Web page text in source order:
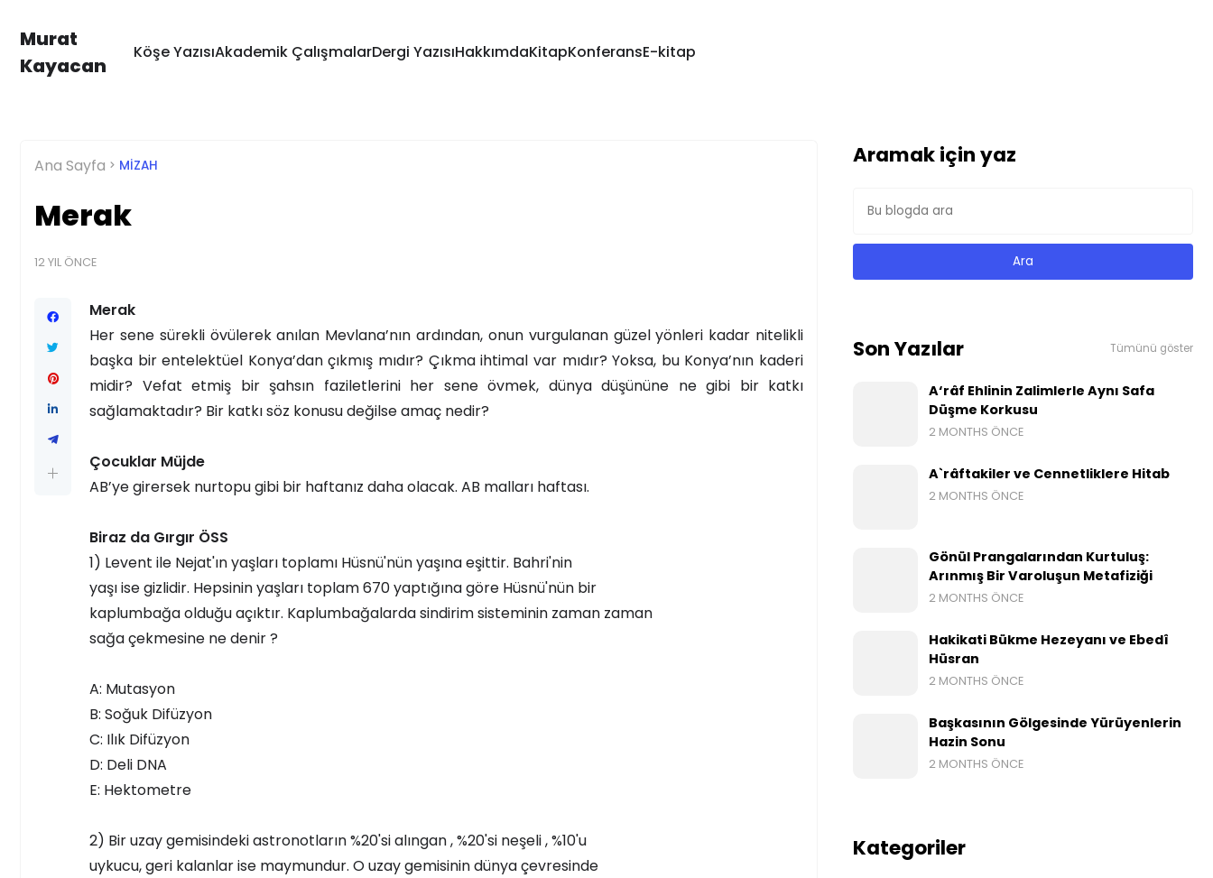
Murat
Kayacan
Köşe YazısıAkademik ÇalışmalarDergi YazısıHakkımdaKitapKonferansE-kitap
Ana Sayfa MIZAH
Merak
12 YIL ÖNCE
Merak
Her sene sürekli övülerek anılan Mevlana’nın ardından, onun vurgulanan güzel yönleri kadar nitelikli
başka bir entelektüel Konya’dan çıkmış mıdır? Çıkma ihtimal var mıdır? Yoksa, bu Konya’nın kaderi
midir? Vefat etmiş bir şahsın faziletlerini her sene övmek, dünya düşününe ne gibi bir katkı
sağlamaktadır? Bir katkı söz konusu değilse amaç nedir?
Çocuklar Müjde
AB’ye girersek nurtopu gibi bir haftanız daha olacak. AB malları haftası.
Biraz da Gırgır ÖSS
1) Levent ile Nejat'ın yaşları toplamı Hüsnü'nün yaşına eşittir. Bahri'nin
yaşı ise gizlidir. Hepsinin yaşları toplam 670 yaptığına göre Hüsnü'nün bir
kaplumbağa olduğu açıktır. Kaplumbağalarda sindirim sisteminin zaman zaman
sağa çekmesine ne denir ?
A: Mutasyon
B: Soğuk Difüzyon
C: Ilık Difüzyon
D: Deli DNA
E: Hektometre
2) Bir uzay gemisindeki astronotların %20'si alıngan , %20'si neşeli , %10'u
uykucu, geri kalanlar ise maymundur. O uzay gemisinin dünya çevresinde
Aramak için yaz
Son Yazılar Tümünü göster
A‘râf Ehlinin Zalimlerle Aynı Safa
Düşme Korkusu
2 MONTHS ÖNCE
A`râftakiler ve Cennetliklere Hitab
2 MONTHS ÖNCE
Gönül Prangalarından Kurtuluş:
Arınmış Bir Varoluşun Metafiziği
2 MONTHS ÖNCE
Hakikati Bükme Hezeyanı ve Ebedî
Hüsran
2 MONTHS ÖNCE
Başkasının Gölgesinde Yürüyenlerin
Hazin Sonu
2 MONTHS ÖNCE
Kategoriler